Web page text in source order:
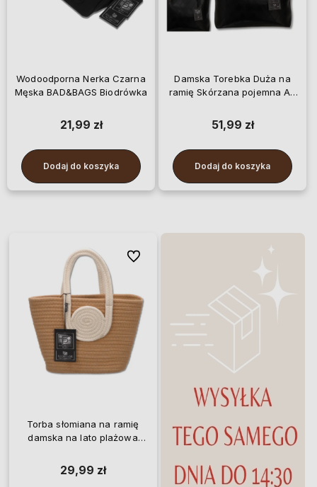
Wodoodporna Nerka Czarna
Męska BAD&BAGS Biodrówka
21,99 zł
Dodaj do koszyka
Damska Torebka Duża na
ramię Skórzana pojemna A4
51,99 zł
Dodaj do koszyka
Torba słomiana na ramię
damska na lato plażowa
29,99 zł
Do ulubionych